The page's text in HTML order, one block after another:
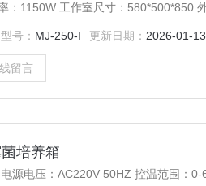
1150W 工作室尺寸：580*500*850
号： MJ-250-I 更新日期： 2026-01-13
留言
培养箱
源电压：AC220V 50HZ 控温范围